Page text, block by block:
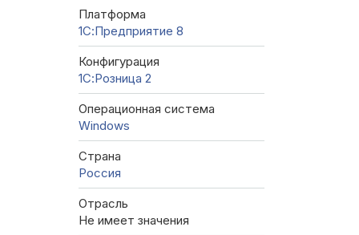
Платформа
1С:Предприятие 8
Конфигурация
1С:Розница 2
Операционная система
Windows
Страна
Россия
Отрасль
Не имеет значения